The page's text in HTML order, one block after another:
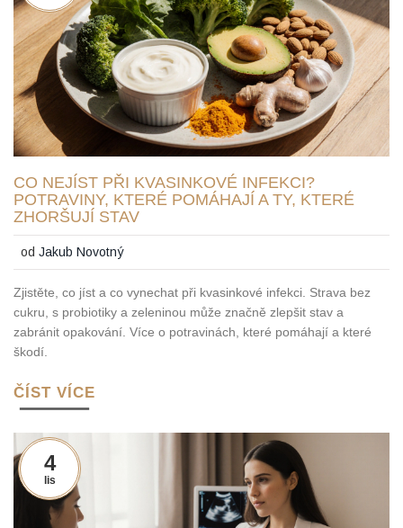
CO NEJÍST PŘI KVASINKOVÉ INFEKCI?
POTRAVINY, KTERÉ POMÁHAJÍ A TY, KTERÉ
ZHORŠUJÍ STAV
odJakub Novotný
Zjistěte, co jíst a co vynechat při kvasinkové infekci. Strava bez
cukru, s probiotiky a zeleninou může značně zlepšit stav a
zabránit opakování. Více o potravinách, které pomáhají a které
škodí.
ČÍST VÍCE
4
lis